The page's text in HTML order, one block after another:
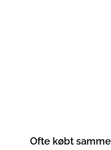
Ofte købt -50%